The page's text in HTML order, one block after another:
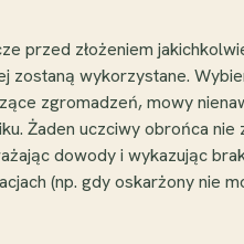
przed złożeniem
zostaną wykorzystane.
zgromadzeń, mowy
Żaden uczciwy obrońca nie
dowody i wykazując
(np. gdy oskarżony nie